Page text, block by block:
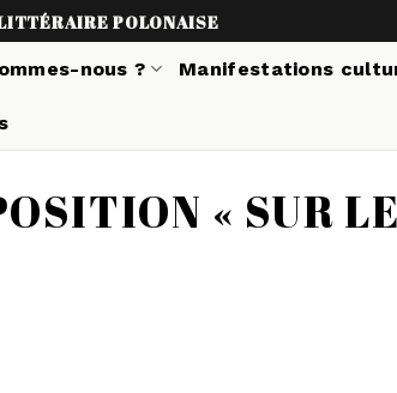
POLONAISE
nous ? Manifestations
« SUR